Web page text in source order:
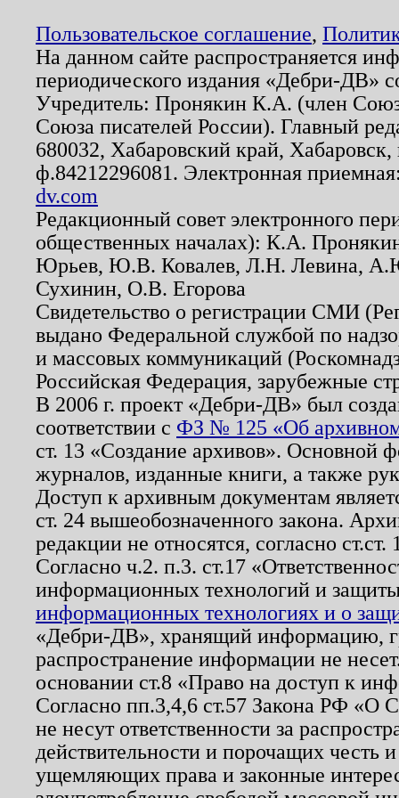
Пользовательское соглашение,
На данном сайте распространяется
периодического издания «Дебри-ДВ»
Учредитель: Пронякин К.А. (член
Союза писателей России). Главный
680032, Хабаровский край,
ф.84212296081. Электронная
dv.com
Редакционный совет электронного
общественных началах): К.А.
Юрьев, Ю.В. Ковалев, Л.Н. Левина,
Сухинин, О.В. Егорова
Свидетельство о регистрации СМИ
выдано Федеральной службой по
и массовых коммуникаций
Российская Федерация, зарубежные
В 2006 г. проект «Дебри-ДВ» был
соответствии с ФЗ № 125 «Об
ст. 13 «Создание архивов». Основной
журналов, изданные книги, а также
Доступ к архивным документам
ст. 24 вышеобозначенного закона.
редакции не относятся, согласно
Согласно ч.2. п.3. ст.17
информационных технологий и
информационных технологиях и о
«Дебри-ДВ», хранящий информацию,
распространение информации не
основании ст.8 «Право на доступ к
Согласно пп.3,4,6 ст.57 Закона РФ «О
не несут ответственности за
действительности и порочащих честь
ущемляющих права и законные